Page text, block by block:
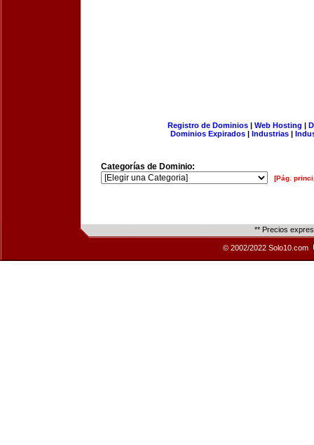
Registro de Dominios| Web Hosting |
Dominios Expirados | Industrias |
Categorías de Dominio:
[Pág.
** Precios
© 2002/2022 Solo10.com